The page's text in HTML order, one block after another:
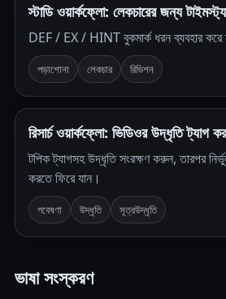
স্টাডি ওয়ার্কফ্লো: লেকচারের জন্য
DEF / EX / HINT বুকমার্ক ধরন ব্যবহার করে
পড়াশোনা লেকচার রিভিশন
রিসার্চ ওয়ার্কফ্লো: ভিডিওর উদ্ধৃতি ট্যাগ
টপিক ট্যাগসহ উদ্ধৃতি সংরক্ষণ করুন, তারপর
করতে ফিরে যান।
গবেষণা উদ্ধৃতি সূত্রউদ্ধৃতি
ভাষা সংস্করণ